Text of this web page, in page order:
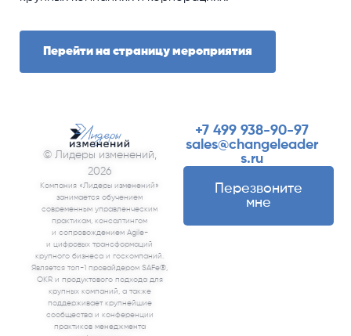
Перейти на страницу мероприятия
© Лидеры изменений,
2026
Компания «‎Лидеры изменений»
занимается обучением
современным управленческим
практикам, консалтингом
и сопровождением Agile-
и цифровых трансформаций
крупного бизнеса и госкомпаний.
Является топ-1 провайдером SAFe®,
OKR и продуктового подхода для
крупных компаний, а также
поддерживает крупнейшие
сообщества и конференции
практиков менеджмента
+7 499 938-90-97
sales@changeleader
s.ru
Перезвоните
мне